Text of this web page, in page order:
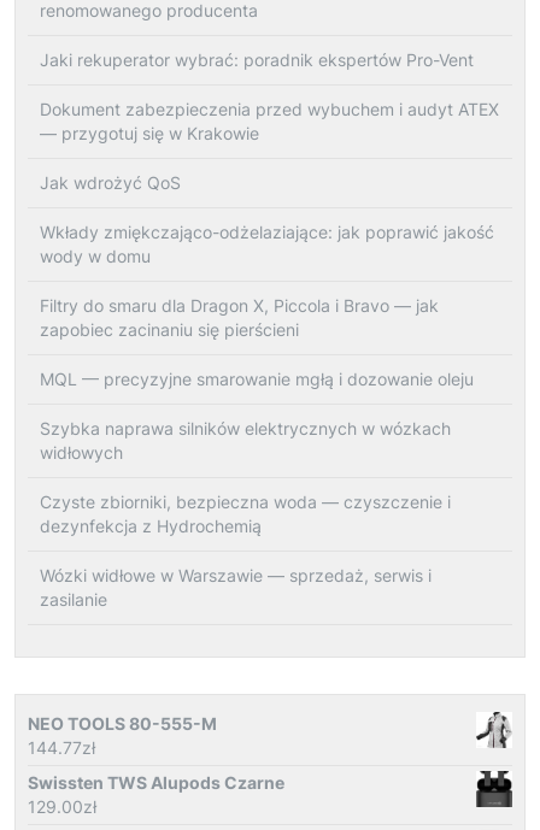
renomowanego producenta
Jaki rekuperator wybrać: poradnik ekspertów Pro-Vent
Dokument zabezpieczenia przed wybuchem i audyt ATEX
— przygotuj się w Krakowie
Jak wdrożyć QoS
Wkłady zmiękczająco-odżelaziające: jak poprawić jakość
wody w domu
Filtry do smaru dla Dragon X, Piccola i Bravo — jak
zapobiec zacinaniu się pierścieni
MQL — precyzyjne smarowanie mgłą i dozowanie oleju
Szybka naprawa silników elektrycznych w wózkach
widłowych
Czyste zbiorniki, bezpieczna woda — czyszczenie i
dezynfekcja z Hydrochemią
Wózki widłowe w Warszawie — sprzedaż, serwis i
zasilanie
NEO TOOLS 80-555-M
144.77zł
Swissten TWS Alupods Czarne
129.00zł